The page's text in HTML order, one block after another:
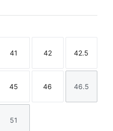
Talla
41
Talla
42
Talla
42.5
Talla
45
Talla
46
Talla
46.5
Talla
51